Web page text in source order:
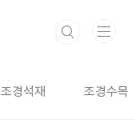
조경석재 조경수목